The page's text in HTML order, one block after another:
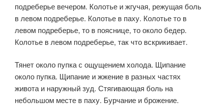
подреберье вечером. Колотье и жгучая, режущая боль
в левом подреберье. Колотье в паху. Колотье то в
левом подреберье, то в пояснице, то около бедер.
Колотье в левом подреберье, так что вскрикивает.
Тянет около пупка с ощущением холода. Щипание
около пупка. Щипание и жжение в разных частях
живота и наружный зуд. Стягивающая боль на
небольшом месте в паху. Бурчание и брожение.